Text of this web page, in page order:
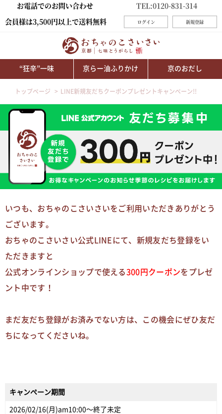
お電話でのお問い合わせ
TEL:0120-831-314
会員様は3,500円以上で送料無料
ログイン 新規登録
“狂辛”一味 京らー油ふりかけ 京のおだし
トップページ LINE新規友だちクーポンプレゼントキャンペーン!!
いつも、おちゃのこさいさいをご利用いただきありがとう
ございます。
おちゃのこさいさい公式LINEにて、新規友だち登録をい
ただきますと
公式オンラインショップで使える300円クーポンをプレゼ
ント中です！
まだ友だち登録がお済みでない方は、この機会にぜひ友だ
ちになってくださいね。
キャンペーン期間
2026/02/16(月)am10:00～終了未定